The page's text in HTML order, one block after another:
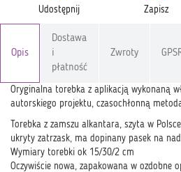
Udostępnij Zapisz
Opis
Dostawa
i
płatność
Zwroty
Oryginalna torebka z aplikacją wykonaną
autorskiego projektu, czasochłonną
Torebka z zamszu alkantara, szyta w
ukryty zatrzask, ma dopinany pasek na
Wymiary torebki ok 15/30/2 cm
Oczywiście nowa, zapakowana w ozdobne